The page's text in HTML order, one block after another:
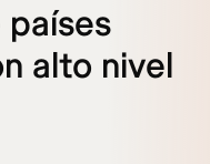
alto nivel